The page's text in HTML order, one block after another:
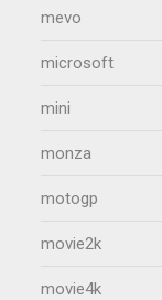
mevo
microsoft
mini
monza
motogp
movie2k
movie4k